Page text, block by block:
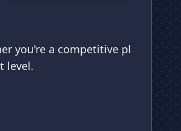
you're a competitive pl
level.